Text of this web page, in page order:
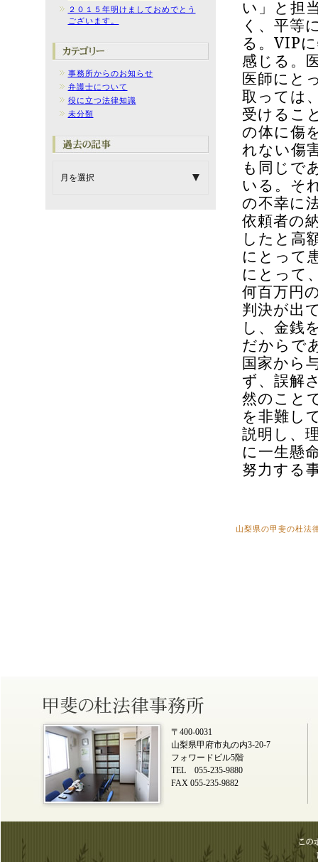
２０１５年明けましておめでとう
ございます。
事務所からのお知らせ
弁護士について
役に立つ法律知識
未分類
い」と担
く、平等
る。 VIP
感じる。
医師にと
取っては
受けるこ
の体に傷
れない傷
も同じで
いる。そ
の不幸に
依頼者の
したと高
にとって
にとって
何百万円
判決が出
し、金銭
だからで
国家から
ず、誤解
然のこと
を非難し
説明し、
に一生懸
努力する
山梨県の甲斐の杜法
〒400-0031
山梨県甲府市丸の内3-20-7
フォワードビル5階
TEL 055-235-9880
FAX 055-235-9882